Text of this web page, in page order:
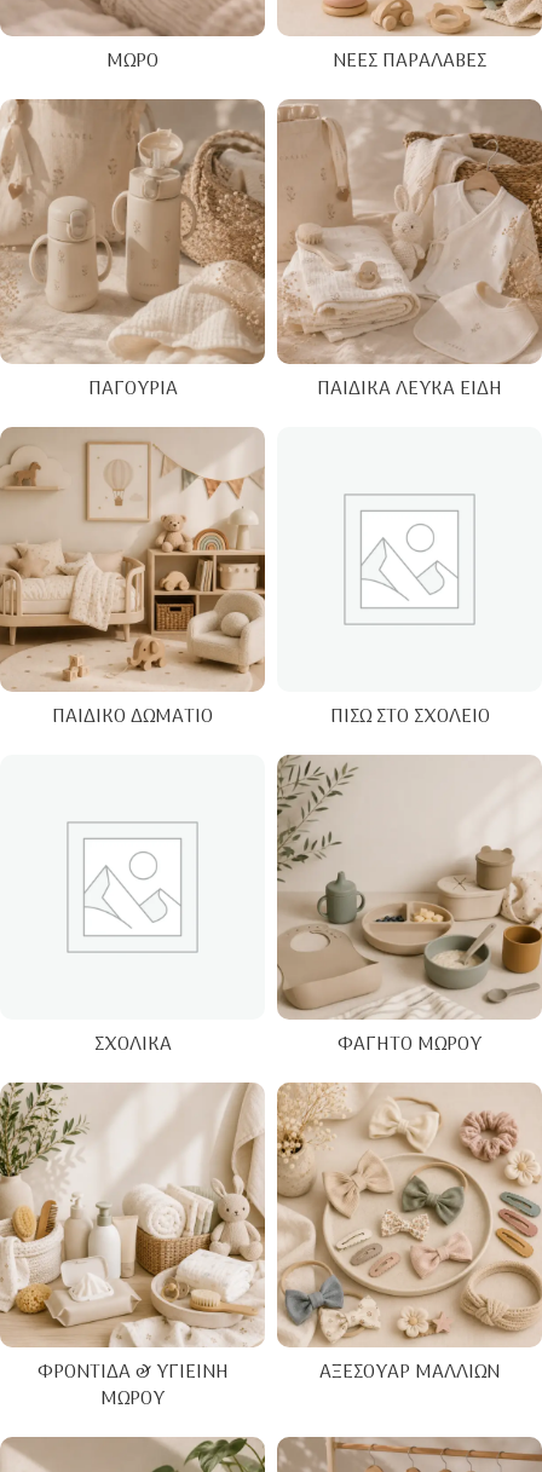
ΜΩΡΌ ΝΈΕΣ ΠΑΡΑΛΑΒΈΣ
ΠΑΓΟΎΡΙΑ ΠΑΙΔΙΚΆ ΛΕΥΚΆ ΕΊΔΗ
ΠΑΙΔΙΚΌ ΔΩΜΆΤΙΟ ΠΊΣΩ ΣΤΟ ΣΧΟΛΕΊΟ
ΣΧΟΛΙΚΆ ΦΑΓΗΤΌ ΜΩΡΟΎ
ΦΡΟΝΤΊΔΑ & ΥΓΙΕΙΝΉ
ΜΩΡΟΎ
ΑΞΕΣΟΥΆΡ ΜΑΛΛΙΏΝ